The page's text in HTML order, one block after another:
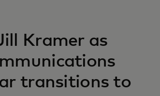
Kramer as
transitions to